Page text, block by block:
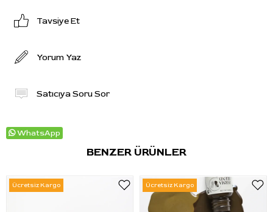
Tavsiye Et
Yorum Yaz
Satıcıya Soru Sor
WhatsApp
BENZER ÜRÜNLER
Ücretsiz Kargo Ücretsiz Kargo